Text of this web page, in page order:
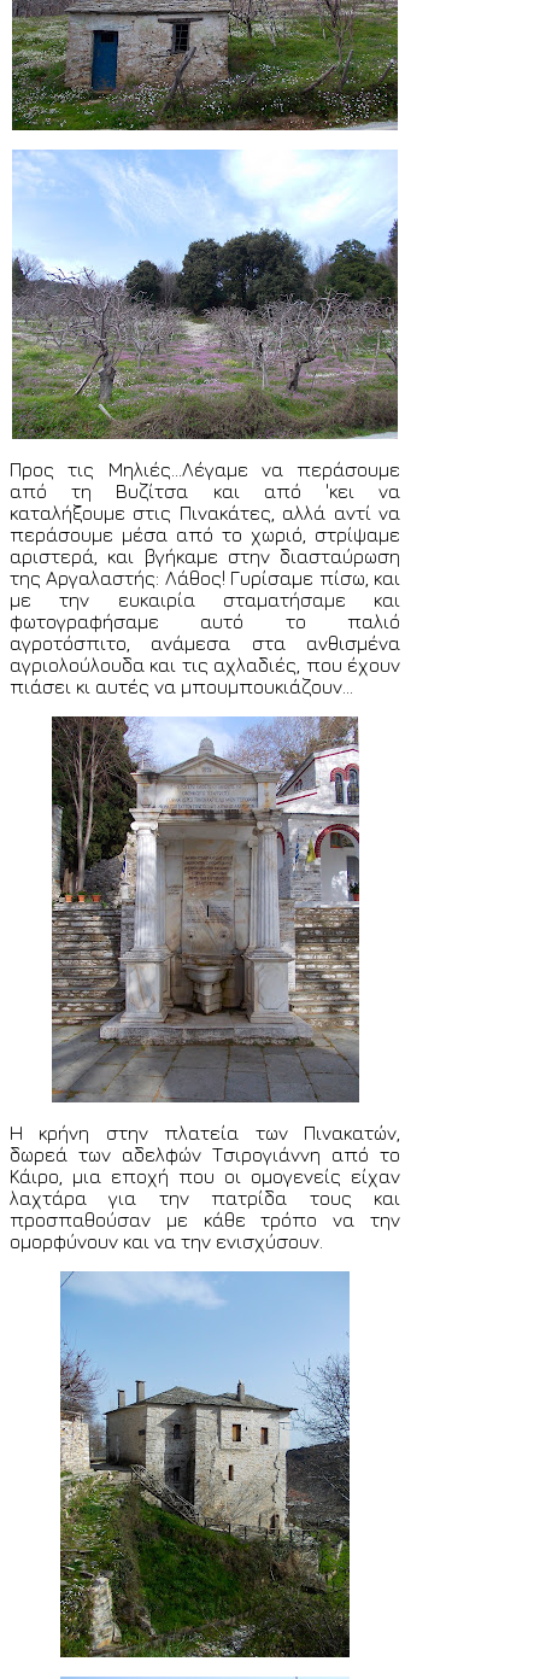
Προς τις Μηλιές...Λέγαμε να περάσουμε
από τη Βυζίτσα και από 'κει να
καταλήξουμε στις Πινακάτες, αλλά αντί να
περάσουμε μέσα από το χωριό, στρίψαμε
αριστερά, και βγήκαμε στην διασταύρωση
της Αργαλαστής: Λάθος! Γυρίσαμε πίσω, και
με την ευκαιρία σταματήσαμε και
φωτογραφήσαμε αυτό το παλιό
αγροτόσπιτο, ανάμεσα στα ανθισμένα
αγριολούλουδα και τις αχλαδιές, που έχουν
πιάσει κι αυτές να μπουμπουκιάζουν...
Η κρήνη στην πλατεία των Πινακατών,
δωρεά των αδελφών Τσιρογιάννη από το
Κάιρο, μια εποχή που οι ομογενείς είχαν
λαχτάρα για την πατρίδα τους και
προσπαθούσαν με κάθε τρόπο να την
ομορφύνουν και να την ενισχύσουν.